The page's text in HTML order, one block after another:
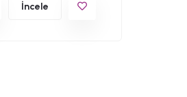
İncele